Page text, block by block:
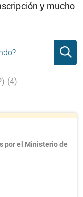
y mucho
(4)
por el Ministerio de